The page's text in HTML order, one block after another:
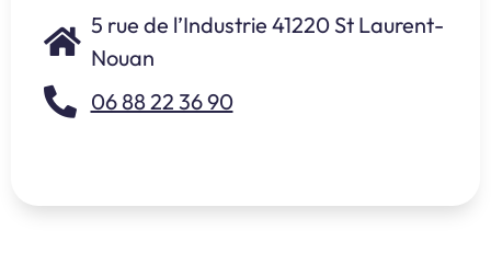
5 rue de l’Industrie 41220 St Laurent-
Nouan
06 88 22 36 90